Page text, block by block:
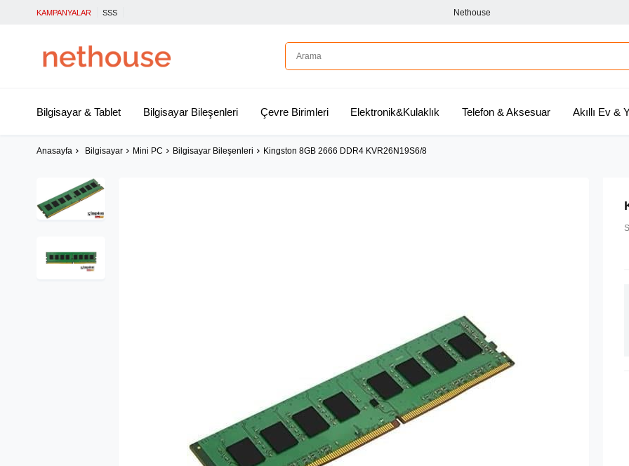
KAMPANYALAR SSS Nethouse
Bilgisayar & Tablet Bilgisayar Bileşenleri Çevre Birimleri Elektronik&Kulaklık Telefon & Aksesuar Akıllı Ev &
Anasayfa Bilgisayar Mini PC Bilgisayar Bileşenleri Kingston 8GB 2666 DDR4 KVR26N19S6/8